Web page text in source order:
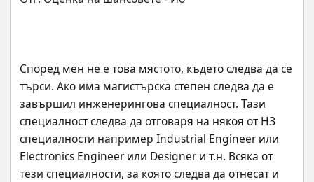
Според мен не е това мястото, където следва да се
търси. Ако има магистърска степен следва да е
завършил инженерингова специалност. Тази
специалност следва да отговаря на някоя от НЗ
специалности например Industrial Engineer или
Electronics Engineer или Designer и т.н. Всяка от
тези специалности, за която следва да отнесат и